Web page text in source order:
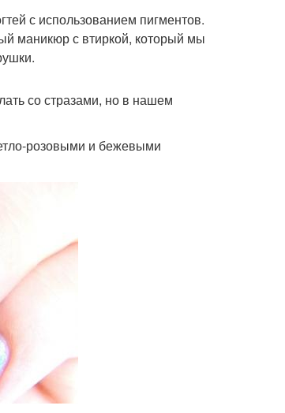
с использованием пигментов.
маникюр с втиркой, который мы
со стразами, но в нашем
розовыми и бежевыми